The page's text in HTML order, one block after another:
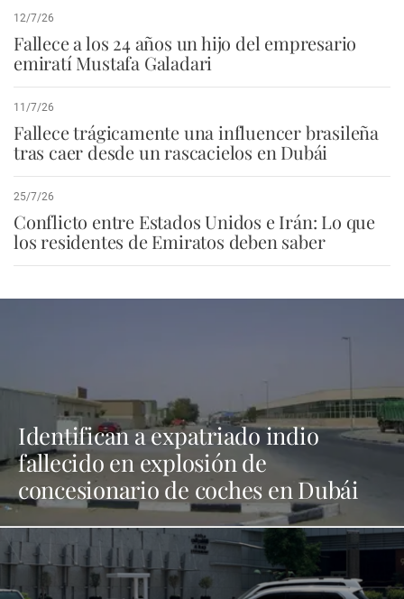
12/7/26
Fallece a los 24 años un hijo del empresario
emiratí Mustafa Galadari
11/7/26
Fallece trágicamente una influencer brasileña
tras caer desde un rascacielos en Dubái
25/7/26
Conflicto entre Estados Unidos e Irán: Lo que
los residentes de Emiratos deben saber
Identifican a expatriado indio
fallecido en explosión de
concesionario de coches en Dubái